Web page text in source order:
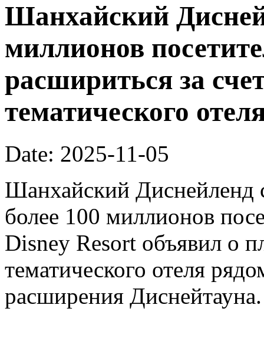
Шанхайский
миллионов
расшириться за
тематического
Date: 2025-11-05
Шанхайский Диснейленд
более 100 миллионов
Disney Resort объявил о
тематического отеля
расширения Диснейтауна.